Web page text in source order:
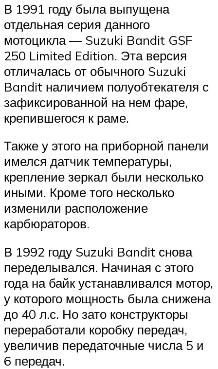
В 1991 году была выпущена
отдельная серия данного
мотоцикла — Suzuki Bandit GSF
250 Limited Edition. Эта версия
отличалась от обычного Suzuki
Bandit наличием полуобтекателя с
зафиксированной на нем фаре,
крепившегося к раме.
Также у этого на приборной панели
имелся датчик температуры,
крепление зеркал были несколько
иными. Кроме того несколько
изменили расположение
карбюраторов.
В 1992 году Suzuki Bandit снова
переделывался. Начиная с этого
года на байк устанавливался мотор,
у которого мощность была снижена
до 40 л.с. Но зато конструкторы
переработали коробку передач,
увеличив передаточные числа 5 и
6 передач.